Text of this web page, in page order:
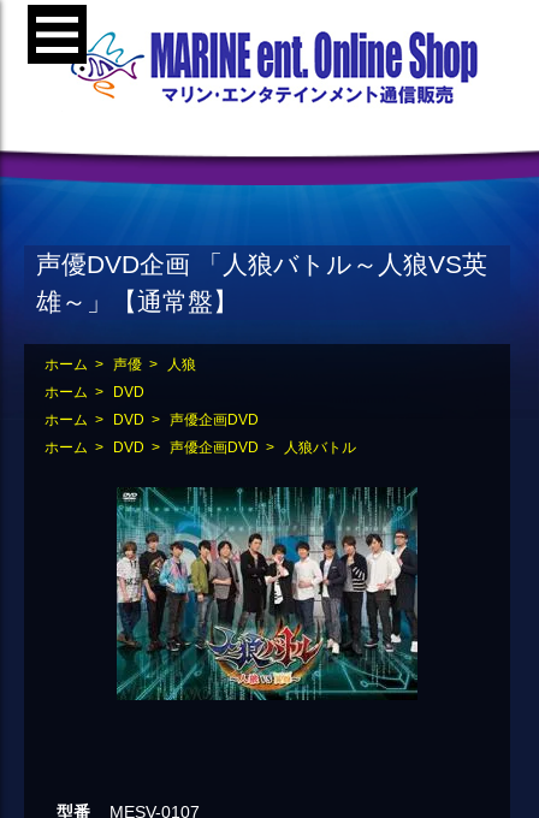
声優DVD企画 「人狼バトル～人狼VS英
雄～」【通常盤】
ホーム > 声優 >
人狼
ホーム >
DVD
ホーム > DVD > 声優企画DVD
ホーム > DVD > 声優企画DVD > 人狼バトル
型番
MESV-0107